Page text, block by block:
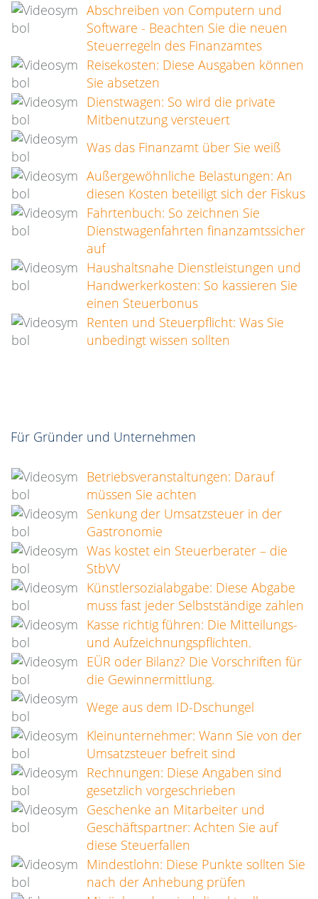
Abschreiben von Computern und
Software - Beachten Sie die neuen
Steuerregeln des Finanzamtes
Reisekosten: Diese Ausgaben können
Sie absetzen
Dienstwagen: So wird die private
Mitbenutzung versteuert
Was das Finanzamt über Sie weiß
Außergewöhnliche Belastungen: An
diesen Kosten beteiligt sich der Fiskus
Fahrtenbuch: So zeichnen Sie
Dienstwagenfahrten finanzamtssicher
auf
Haushaltsnahe Dienstleistungen und
Handwerkerkosten: So kassieren Sie
einen Steuerbonus
Renten und Steuerpflicht: Was Sie
unbedingt wissen sollten
Für Gründer und Unternehmen
Betriebsveranstaltungen: Darauf
müssen Sie achten
Senkung der Umsatzsteuer in der
Gastronomie
Was kostet ein Steuerberater – die
StbVV
Künstlersozialabgabe: Diese Abgabe
muss fast jeder Selbstständige zahlen
Kasse richtig führen: Die Mitteilungs-
und Aufzeichnungspflichten.
EÜR oder Bilanz? Die Vorschriften für
die Gewinnermittlung.
Wege aus dem ID-Dschungel
Kleinunternehmer: Wann Sie von der
Umsatzsteuer befreit sind
Rechnungen: Diese Angaben sind
gesetzlich vorgeschrieben
Geschenke an Mitarbeiter und
Geschäftspartner: Achten Sie auf
diese Steuerfallen
Mindestlohn: Diese Punkte sollten Sie
nach der Anhebung prüfen